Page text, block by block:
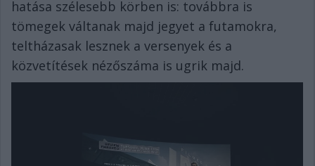
hatása szélesebb körben is: továbbra is
tömegek váltanak majd jegyet a futamokra,
teltházasak lesznek a versenyek és a
közvetítések nézőszáma is ugrik majd.